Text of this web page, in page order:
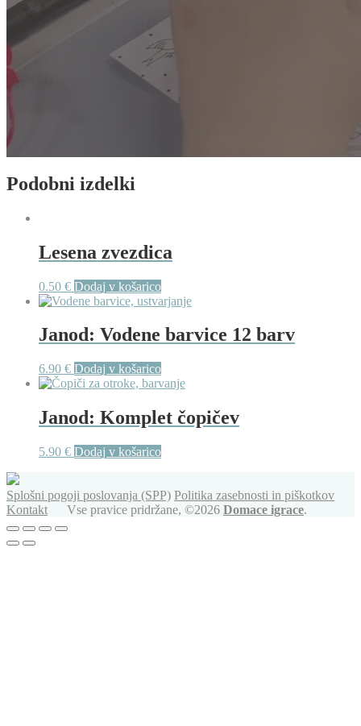
Podobni izdelki
Lesena zvezdica
0.50 € Dodaj v košarico
Janod: Vodene barvice 12 barv
6.90 € Dodaj v košarico
Janod: Komplet čopičev
5.90 € Dodaj v košarico
Splošni pogoji poslovanja (SPP) Politika zasebnosti in piškotkov
Kontakt Vse pravice pridržane, ©2026 Domace igrace.